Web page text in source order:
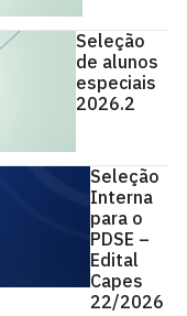
Seleção
de alunos
especiais
2026.2
Seleção
Interna
para o
PDSE –
Edital
Capes
22/2026